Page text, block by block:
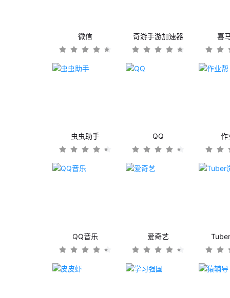
微信 奇游手游加速器 喜
虫虫助手 QQ 作
QQ音乐 爱奇艺